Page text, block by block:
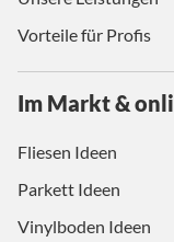
Vorteile für Profis
Im Markt &
Fliesen Ideen
Parkett Ideen
Vinylboden Ideen